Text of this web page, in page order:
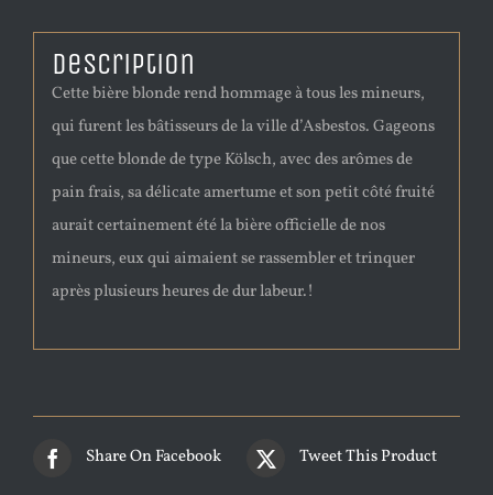
Description
Cette bière blonde rend hommage à tous les mineurs,
qui furent les bâtisseurs de la ville d’Asbestos. Gageons
que cette blonde de type Kölsch, avec des arômes de
pain frais, sa délicate amertume et son petit côté fruité
aurait certainement été la bière officielle de nos
mineurs, eux qui aimaient se rassembler et trinquer
après plusieurs heures de dur labeur.!
Share On Facebook Tweet This Product